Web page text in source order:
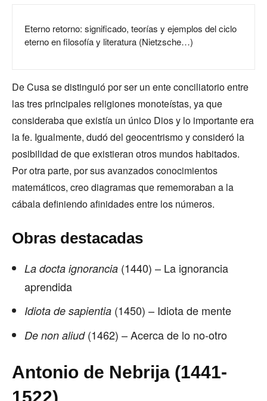
Eterno retorno: significado, teorías y ejemplos del ciclo
eterno en filosofía y literatura (Nietzsche…)
De Cusa se distinguió por ser un ente conciliatorio entre
las tres principales religiones monoteístas, ya que
consideraba que existía un único Dios y lo importante era
la fe. Igualmente, dudó del geocentrismo y consideró la
posibilidad de que existieran otros mundos habitados.
Por otra parte, por sus avanzados conocimientos
matemáticos, creo diagramas que rememoraban a la
cábala definiendo afinidades entre los números.
Obras destacadas
La docta ignorancia (1440) – La ignorancia
aprendida
Idiota de sapientia (1450) – Idiota de mente
De non aliud (1462) – Acerca de lo no-otro
Antonio de Nebrija (1441-